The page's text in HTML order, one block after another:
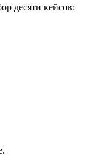
десяти кейсов: